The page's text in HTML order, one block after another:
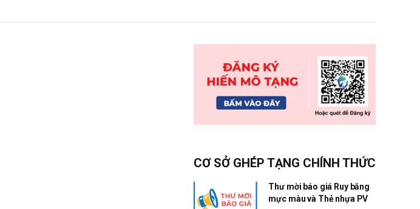
CƠ SỞ GHÉP TẠNG CHÍNH THỨC
Thư mời báo giá Ruy băng
mực màu và Thẻ nhựa PV